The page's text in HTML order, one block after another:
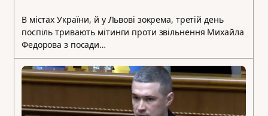
В містах України, й у Львові зокрема, третій день
поспіль тривають мітинги проти звільнення Михайла
Федорова з посади…